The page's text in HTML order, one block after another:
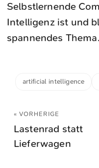
Selbstlernende
Intelligenz ist und
spannendes Thema.
artificial intelligence
« VORHERIGE
Lastenrad statt
Lieferwagen